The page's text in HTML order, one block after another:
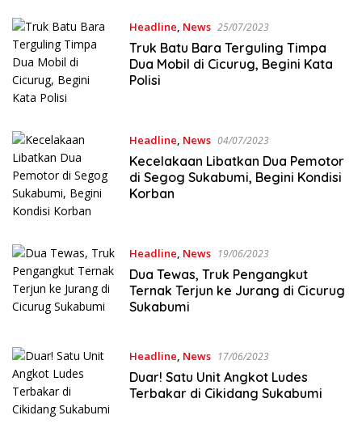
Headline, News 25/07/2023
Truk Batu Bara Terguling Timpa
Dua Mobil di Cicurug, Begini Kata
Polisi
Headline, News 04/07/2023
Kecelakaan Libatkan Dua Pemotor
di Segog Sukabumi, Begini Kondisi
Korban
Headline, News 19/06/2023
Dua Tewas, Truk Pengangkut
Ternak Terjun ke Jurang di Cicurug
Sukabumi
Headline, News 17/06/2023
Duar! Satu Unit Angkot Ludes
Terbakar di Cikidang Sukabumi